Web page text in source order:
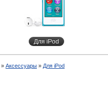
Для iPod
» Аксессуары » Для iPod